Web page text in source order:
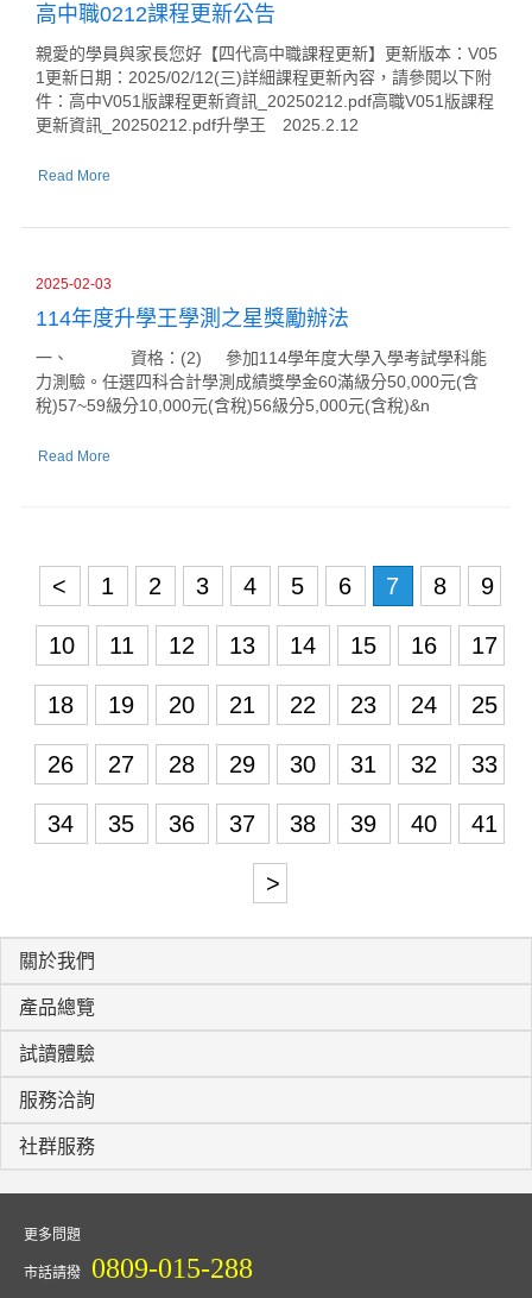
高中職0212課程更新公告
親愛的學員與家長您好【四代高中職課程更新】更新版本：V05
1更新日期：2025/02/12(三)詳細課程更新內容，請參閱以下附
件：高中V051版課程更新資訊_20250212.pdf高職V051版課程
更新資訊_20250212.pdf升學王 2025.2.12
Read More
2025-02-03
114年度升學王學測之星獎勵辦法
一、 資格：(2) 參加114學年度大學入學考試學科能
力測驗。任選四科合計學測成績獎學金60滿級分50,000元(含
稅)57~59級分10,000元(含稅)56級分5,000元(含稅)&n
Read More
< 1 2 3 4 5 6 7 8 9
10 11 12 13 14 15 16 17
18 19 20 21 22 23 24 25
26 27 28 29 30 31 32 33
34 35 36 37 38 39 40 41
>
關於我們
產品總覽
試讀體驗
服務洽詢
社群服務
更多問題
市話請撥 0809-015-288